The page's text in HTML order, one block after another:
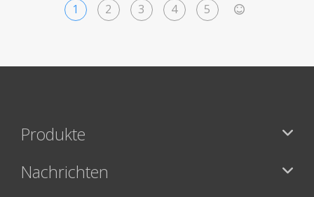
1 2 3 4 5
Produkte
Nachrichten